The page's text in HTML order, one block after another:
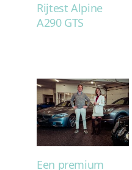
Rijtest Alpine
A290 GTS
Een premium